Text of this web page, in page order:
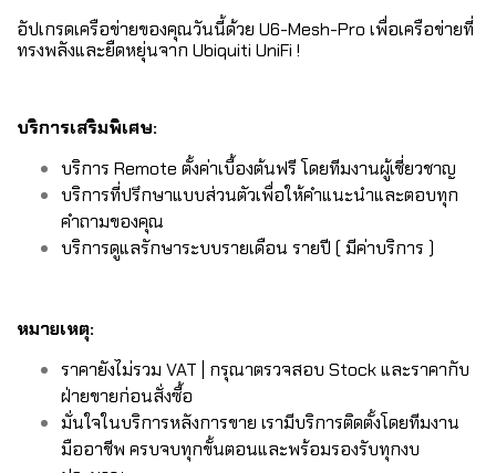
อัปเกรดเครือข่ายของคุณวันนี้ด้วย U6-Mesh-Pro เพื่อเครือข่ายที่
ทรงพลังและยืดหยุ่นจาก Ubiquiti UniFi !
บริการเสริมพิเศษ:
บริการ Remote ตั้งค่าเบื้องต้นฟรี โดยทีมงานผู้เชี่ยวชาญ
บริการที่ปรึกษาแบบส่วนตัวเพื่อให้คำแนะนำและตอบทุก
คำถามของคุณ
บริการดูแลรักษาระบบรายเดือน รายปี ( มีค่าบริการ )
หมายเหตุ:
ราคายังไม่รวม VAT | กรุณาตรวจสอบ Stock และราคากับ
ฝ่ายขายก่อนสั่งซื้อ
มั่นใจในบริการหลังการขาย เรามีบริการติดตั้งโดยทีมงาน
มืออาชีพ ครบจบทุกขั้นตอนและพร้อมรองรับทุกงบ